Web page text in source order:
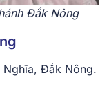
Đắk Nông
Đắk Nông.